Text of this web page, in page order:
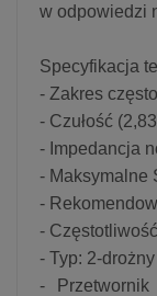
w odpowiedzi
Specyfikacja
- Zakres
- Czułość
- Impedancja
- Maksymalne
-
-
- Typ: 2-drożny
-